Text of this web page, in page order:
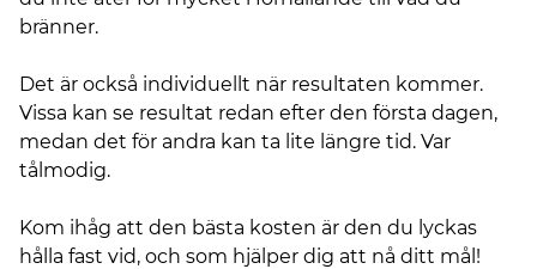
bränner.
Det är också individuellt när resultaten kommer.
Vissa kan se resultat redan efter den första dagen,
medan det för andra kan ta lite längre tid. Var
tålmodig.
Kom ihåg att den bästa kosten är den du lyckas
hålla fast vid, och som hjälper dig att nå ditt mål!